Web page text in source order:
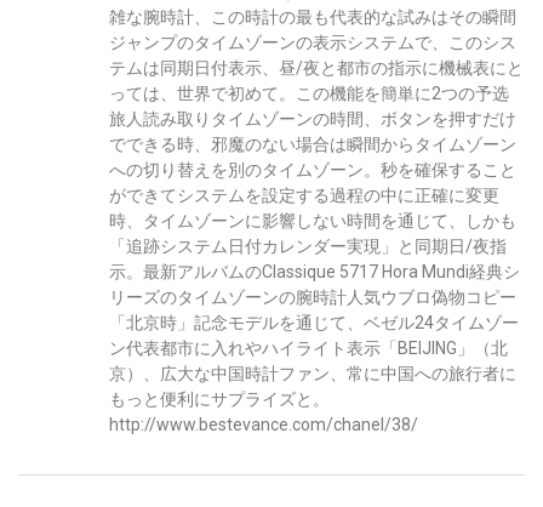
雑な腕時計、この時計の最も代表的な試みはその瞬間
ジャンプのタイムゾーンの表示システムで、このシス
テムは同期日付表示、昼/夜と都市の指示に機械表にと
っては、世界で初めて。この機能を簡単に2つの予选
旅人読み取りタイムゾーンの時間、ボタンを押すだけ
でできる時、邪魔のない場合は瞬間からタイムゾーン
への切り替えを別のタイムゾーン。秒を確保すること
ができてシステムを設定する過程の中に正確に変更
時、タイムゾーンに影響しない時間を通じて、しかも
「追跡システム日付カレンダー実現」と同期日/夜指
示。最新アルバムのClassique 5717 Hora Mundi経典シ
リーズのタイムゾーンの腕時計人気ウブロ偽物コピー
「北京時」記念モデルを通じて、ベゼル24タイムゾー
ン代表都市に入れやハイライト表示「BEIJING」（北
京）、広大な中国時計ファン、常に中国への旅行者に
もっと便利にサプライズと。
http://www.bestevance.com/chanel/38/